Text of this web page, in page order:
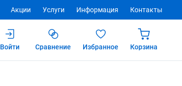
Акции Услуги Информация Контакты
Войти
Сравнение Избранное Корзина